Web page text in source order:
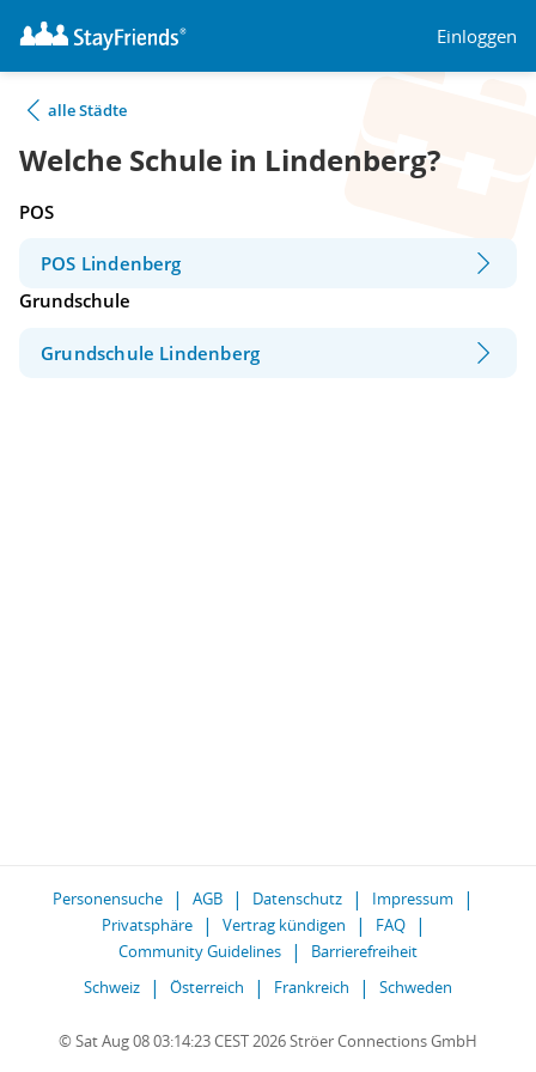
Einloggen
alle Städte
Welche Schule in Lindenberg?
POS
POS Lindenberg
Grundschule
Grundschule Lindenberg
Personensuche AGB Datenschutz
Impressum
Privatsphäre
Vertrag kündigen
FAQ
Community Guidelines
Barrierefreiheit
Schweiz
Österreich Frankreich Schweden
© Sat Aug 08 03:14:23 CEST 2026 Ströer Connections GmbH